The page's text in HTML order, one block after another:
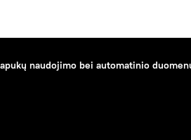
naudojimo bei automatinio